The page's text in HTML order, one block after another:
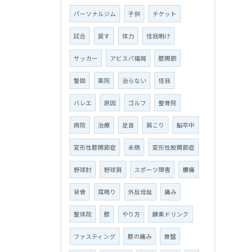
パーソナルジム 子供 チケット
試合 戻す 体力 怪我明け
サッカー アビスパ福岡 膝関節
警固 薬院 治らない 怪我
バレエ 原因 ゴルフ 整骨院
病院 治療 足首 肩こり 脳卒中
変形性膝関節症 未病 変形性股関節症
野球肘 野球肩 スポーツ障害 腰痛
背骨 耳鳴り 外反母趾 痛み
整体院 膝 やり方 酵素ドリンク
ファスティング 膝の痛み 骨盤